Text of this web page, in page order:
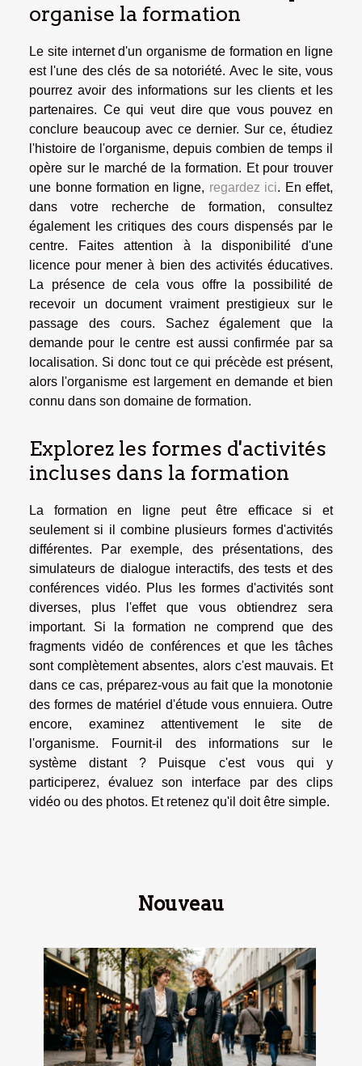
organise la formation
Le site internet d'un organisme de formation en ligne
est l'une des clés de sa notoriété. Avec le site, vous
pourrez avoir des informations sur les clients et les
partenaires. Ce qui veut dire que vous pouvez en
conclure beaucoup avec ce dernier. Sur ce, étudiez
l'histoire de l'organisme, depuis combien de temps il
opère sur le marché de la formation. Et pour trouver
une bonne formation en ligne, regardez ici. En effet,
dans votre recherche de formation, consultez
également les critiques des cours dispensés par le
centre. Faites attention à la disponibilité d'une
licence pour mener à bien des activités éducatives.
La présence de cela vous offre la possibilité de
recevoir un document vraiment prestigieux sur le
passage des cours. Sachez également que la
demande pour le centre est aussi confirmée par sa
localisation. Si donc tout ce qui précède est présent,
alors l'organisme est largement en demande et bien
connu dans son domaine de formation.
Explorez les formes d'activités
incluses dans la formation
La formation en ligne peut être efficace si et
seulement si il combine plusieurs formes d'activités
différentes. Par exemple, des présentations, des
simulateurs de dialogue interactifs, des tests et des
conférences vidéo. Plus les formes d'activités sont
diverses, plus l'effet que vous obtiendrez sera
important. Si la formation ne comprend que des
fragments vidéo de conférences et que les tâches
sont complètement absentes, alors c'est mauvais. Et
dans ce cas, préparez-vous au fait que la monotonie
des formes de matériel d'étude vous ennuiera. Outre
encore, examinez attentivement le site de
l'organisme. Fournit-il des informations sur le
système distant ? Puisque c'est vous qui y
participerez, évaluez son interface par des clips
vidéo ou des photos. Et retenez qu'il doit être simple.
Nouveau